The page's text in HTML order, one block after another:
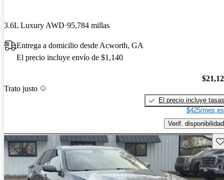
3.6L Luxury AWD 95,784 millas
Entrega a domicilio desde Acworth, GA
El precio incluye envío de $1,140
Trato justo
El precio incluye tasas
$425/mes
Verif. disponibilidad